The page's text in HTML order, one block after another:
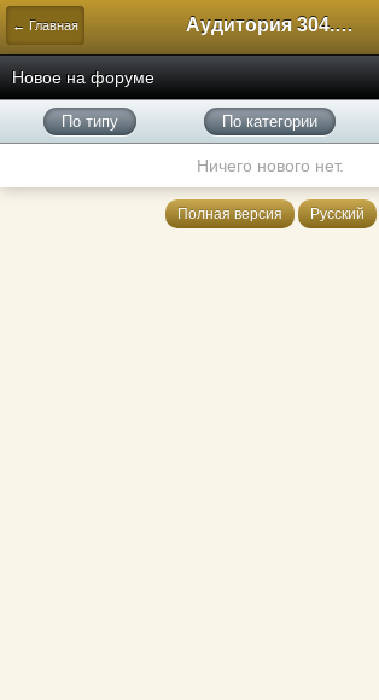
← Главная Аудитория 304. История России
Новое на форуме
По типу По категории
Ничего нового нет.
Полная версия Русский